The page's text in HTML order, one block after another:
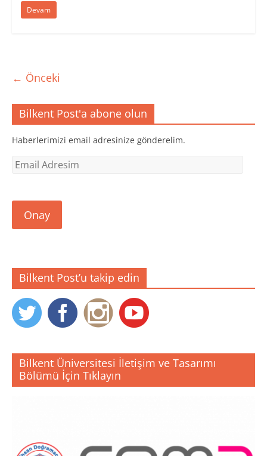
Devam
← Önceki
Bilkent Post'a abone olun
Haberlerimizi email adresinize gönderelim.
Email
Onay
Bilkent Post’u takip edin
Bilkent Üniversitesi İletişim ve Tasarımı
Bölümü İçin Tıklayın